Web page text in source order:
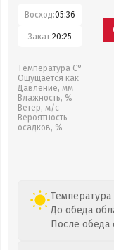
Восход:05:36
Закат:20:25
Температура С°
Ощущается как
Давление, мм
Влажность, %
Ветер, м/с
Вероятность
осадков, %
Температура
До обеда
После обеда